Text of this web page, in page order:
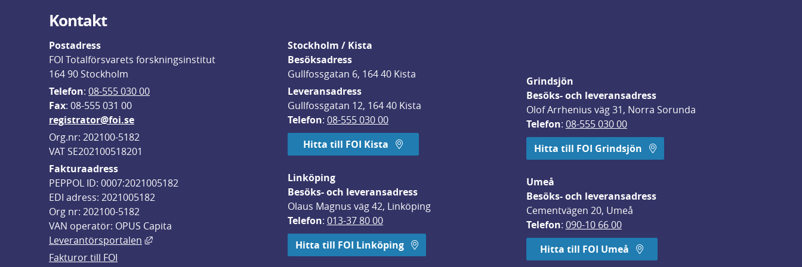
Kontakt
Postadress
FOI Totalförsvarets forskningsinstitut
164 90 Stockholm
Telefon: 08-555 030 00
Fax: 08-555 031 00
registrator@foi.se
Org.nr: 202100-5182
VAT SE202100518201
Fakturaadress
PEPPOL ID: 0007:2021005182
EDI adress: 2021005182
Org nr: 202100-5182
VAN operatör: OPUS Capita
Leverantörsportalen
Länk till annan webbplats, öppnas i nytt fönster.
Fakturor till FOI
Stockholm / Kista
Besöksadress
Gullfossgatan 6, 164 40 Kista
Leveransadress
Gullfossgatan 12, 164 40 Kista
Telefon: 08-555 030 00
Hitta till FOI Kista
Linköping
Besöks- och leveransadress
Olaus Magnus väg 42, Linköping
Telefon: 013-37 80 00
Hitta till FOI Linköping
Grindsjön
Besöks- och leveransadress
Olof Arrhenius väg 31, Norra Sorunda
Telefon: 08-555 030 00
Hitta till FOI Grindsjön
Umeå
Besöks- och leveransadress
Cementvägen 20, Umeå
Telefon: 090-10 66 00
Hitta till FOI Umeå